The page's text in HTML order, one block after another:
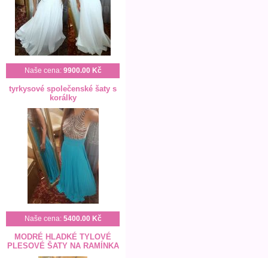
Naše cena: 9900.00 Kč
tyrkysové společenské šaty s
korálky
Naše cena: 5400.00 Kč
MODRÉ HLADKÉ TYLOVÉ
PLESOVÉ ŠATY NA RAMÍNKA